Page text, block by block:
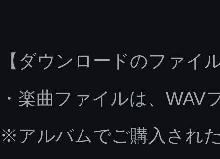
【ダウンロードのファイ
・楽曲ファイルは、
※アルバムでご購入され